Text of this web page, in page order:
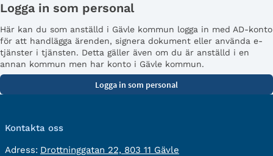
Logga in som personal
Här kan du som anställd i Gävle kommun logga in med AD-konto
för att handlägga ärenden, signera dokument eller använda e-
tjänster i tjänsten. Detta gäller även om du är anställd i en
annan kommun men har konto i Gävle kommun.
Kontakta oss
Adress: besöksadress:
Drottninggatan 22, 803 11 Gävle